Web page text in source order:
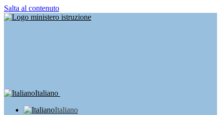
Salta al contenuto
Italiano
Italiano